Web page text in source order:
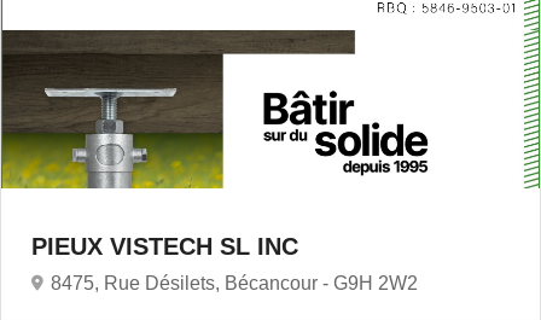
PIEUX VISTECH SL INC
8475, Rue Désilets, Bécancour - G9H 2W2